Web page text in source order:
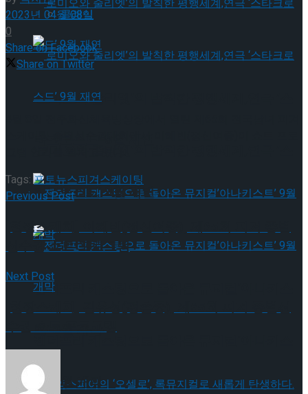
‘로미오와 줄리엣’의 발칙한 평행세계,연극 ‘스
젠더프리 캐스팅으로 돌아온 뮤지컬’아나키스
트’ 9월 개막
클래식
타크로스드’ 9월 재연
트’ 9월 개막
2023년 04월 08일
0
Share on Facebook
Share on Twitter
Tags: 포토뉴스피겨스케이팅
Previous Post
[현장스케치] 이혜빈(정신여중), 제65회 피겨 종별
선수권 쇼트 프로그램
Next Post
[현장스케치] 김유성(평촌중), 제65회 피겨 종별선
수권 쇼트 프로그램